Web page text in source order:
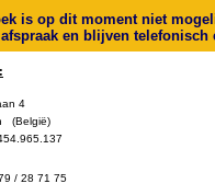
is op dit moment niet
afspraak en blijven telefonisch
4
(België)
/ 28 71 75